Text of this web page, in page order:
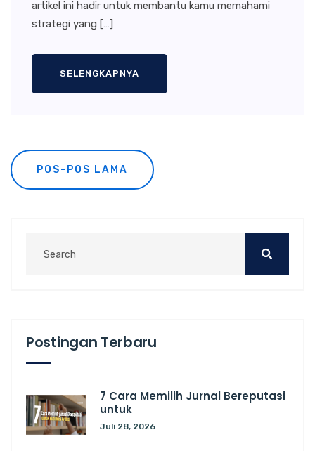
artikel ini hadir untuk membantu kamu memahami
strategi yang […]
SELENGKAPNYA
Navigasi
pos
POS-POS LAMA
Postingan Terbaru
7 Cara Memilih Jurnal Bereputasi
untuk
Juli 28, 2026